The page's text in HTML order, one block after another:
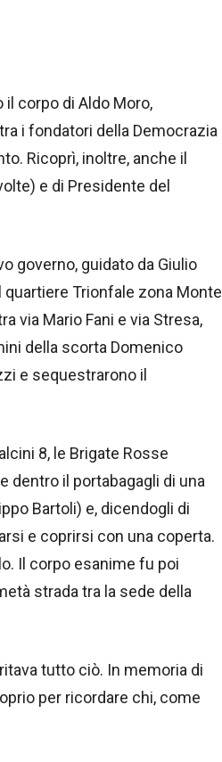
il corpo di Aldo Moro,
i fondatori della Democrazia
Ricoprì, inoltre, anche il
e di Presidente del
governo, guidato da Giulio
Trionfale zona Monte
via Mario Fani e via Stresa,
della scorta Domenico
e sequestrarono il
8, le Brigate Rosse
dentro il portabagagli di una
Bartoli) e, dicendogli di
e coprirsi con una coperta.
Il corpo esanime fu poi
strada tra la sede della
tutto ciò. In memoria di
per ricordare chi, come